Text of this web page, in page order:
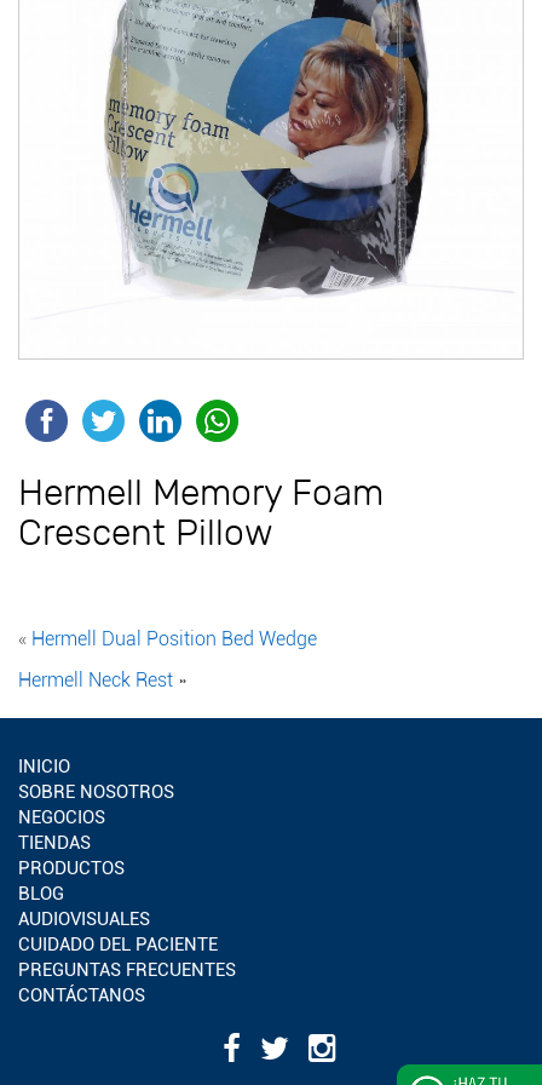
Hermell Memory Foam
Crescent Pillow
« Hermell Dual Position Bed Wedge
Hermell Neck Rest »
INICIO
SOBRE NOSOTROS
NEGOCIOS
TIENDAS
PRODUCTOS
BLOG
AUDIOVISUALES
CUIDADO DEL PACIENTE
PREGUNTAS FRECUENTES
CONTÁCTANOS